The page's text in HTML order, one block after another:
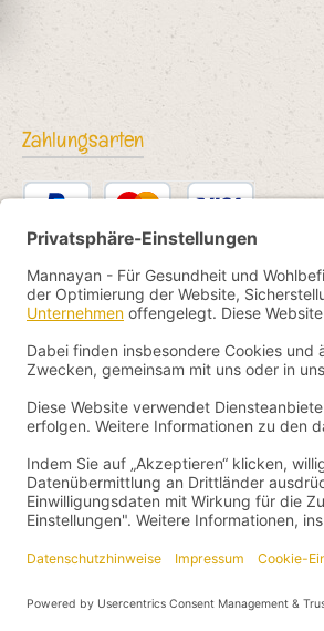
Zahlungsarten
PayPal Kredit- oder Debitkarte
BancontactSEPA Lastschrift
eps
iDEAL Przelewy24
Vorkasse Pay by YaBandPay
WeChat Pay + AliPay